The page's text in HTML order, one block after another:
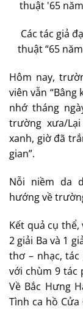
Các tác giả
thuật “65
Hôm nay,
viên vẫn
nhớ tháng
trường xưa/
xanh, giờ đã
gian”.
Nỗi niềm da
hướng về
Kết quả cụ
2 giải Ba và 1
thơ – nhạc, tác
với chùm 9 tác
Về Bắc Hưng
Tình ca hồ